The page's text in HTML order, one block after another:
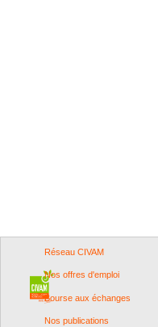
Réseau CIVAM
Nos offres d'emploi
Bourse aux échanges
Nos publications